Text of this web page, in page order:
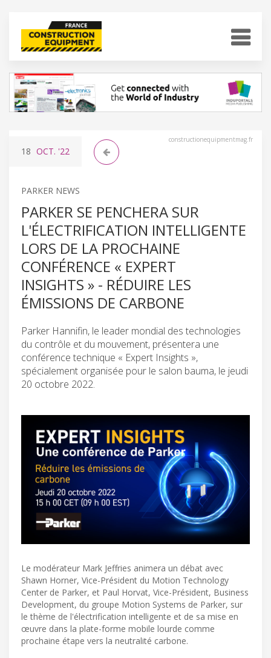
constructionequipmentmag.fr
18 OCT. '22
PARKER NEWS
PARKER SE PENCHERA SUR
L'ÉLECTRIFICATION INTELLIGENTE
LORS DE LA PROCHAINE
CONFÉRENCE « EXPERT
INSIGHTS » - RÉDUIRE LES
ÉMISSIONS DE CARBONE
Parker Hannifin, le leader mondial des technologies
du contrôle et du mouvement, présentera une
conférence technique « Expert Insights »,
spécialement organisée pour le salon bauma, le jeudi
20 octobre 2022.
Le modérateur Mark Jeffries animera un débat avec
Shawn Horner, Vice-Président du Motion Technology
Center de Parker, et Paul Horvat, Vice-Président, Business
Development, du groupe Motion Systems de Parker, sur
le thème de l'électrification intelligente et de sa mise en
œuvre dans la plate-forme mobile lourde comme
prochaine étape vers la neutralité carbone.